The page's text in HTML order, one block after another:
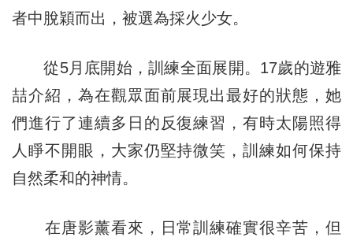
者中脫穎而出，被選為採火少女。
從5月底開始，訓練全面展開。17歲的遊雅
喆介紹，為在觀眾面前展現出最好的狀態，她
們進行了連續多日的反復練習，有時太陽照得
人睜不開眼，大家仍堅持微笑，訓練如何保持
自然柔和的神情。
在唐影薰看來，日常訓練確實很辛苦，但